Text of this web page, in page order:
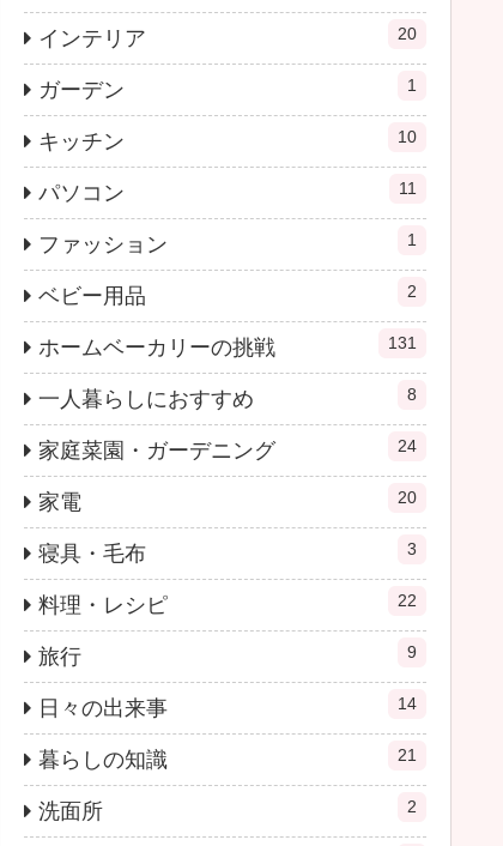
インテリア 20
ガーデン 1
キッチン 10
パソコン 11
ファッション 1
ベビー用品 2
ホームベーカリーの挑戦 131
一人暮らしにおすすめ 8
家庭菜園・ガーデニング 24
家電 20
寝具・毛布 3
料理・レシピ 22
旅行 9
日々の出来事 14
暮らしの知識 21
洗面所 2